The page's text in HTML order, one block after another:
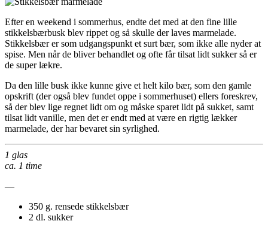
Efter en weekend i sommerhus, endte det med at den fine lille
stikkelsbærbusk blev rippet og så skulle der laves marmelade.
Stikkelsbær er som udgangspunkt et surt bær, som ikke alle nyder at
spise. Men når de bliver behandlet og ofte får tilsat lidt sukker så er
de super lækre.
Da den lille busk ikke kunne give et helt kilo bær, som den gamle
opskrift (der også blev fundet oppe i sommerhuset) ellers foreskrev,
så der blev lige regnet lidt om og måske sparet lidt på sukket, samt
tilsat lidt vanille, men det er endt med at være en rigtig lækker
marmelade, der har bevaret sin syrlighed.
1 glas
ca. 1 time
—
350 g. rensede stikkelsbær
2 dl. sukker